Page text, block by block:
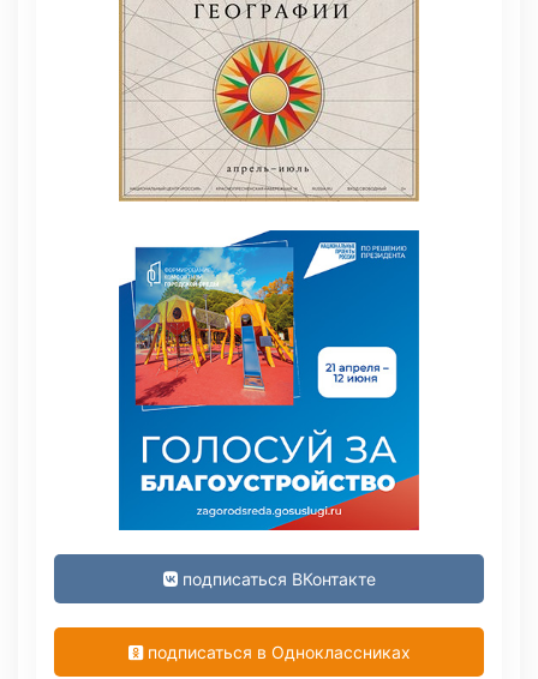
подписаться ВКонтакте
подписаться в Одноклассниках